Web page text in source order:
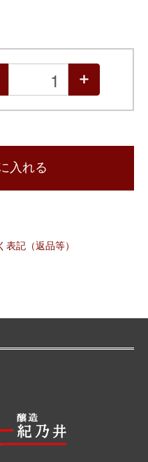
入れる
記（返品等）